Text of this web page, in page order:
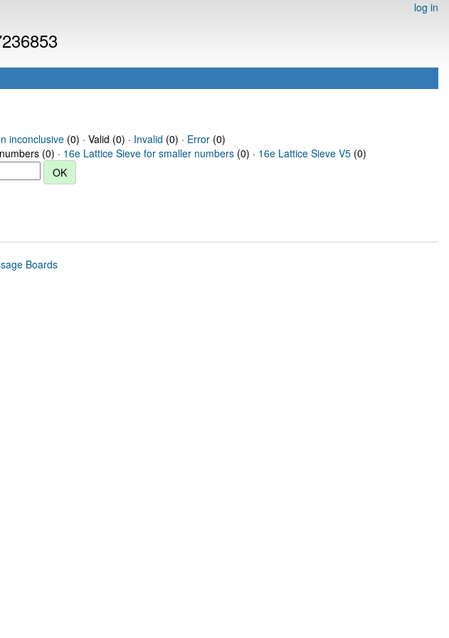
log in
inconclusive(0) · Valid (0) · Invalid (0) · Error(0)
(0) · 16e Lattice Sieve for smaller numbers (0) · 16e Lattice Sieve V5 (0)
Boards